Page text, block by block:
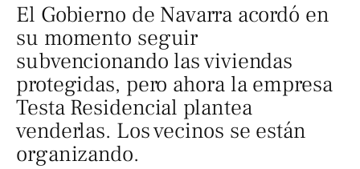
El Gobierno de Navarra acordó en
su momento seguir
subvencionando las viviendas
protegidas, pero ahora la empresa
Testa Residencial plantea
venderlas. Los vecinos se están
organizando.